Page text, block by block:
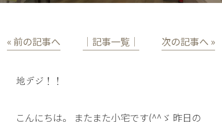
« 前の記事へ │記事一覧│ 次の記事へ »
地デジ！！
こんにちは。 またまた小宅です(^^ゞ 昨日の